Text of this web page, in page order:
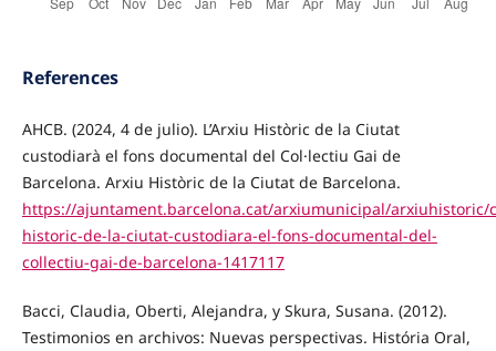
References
AHCB. (2024, 4 de julio). L’Arxiu Històric de la Ciutat
custodiarà el fons documental del Col·lectiu Gai de
Barcelona. Arxiu Històric de la Ciutat de Barcelona.
https://ajuntament.barcelona.cat/arxiumunicipal/arxiuhistoric/
historic-de-la-ciutat-custodiara-el-fons-documental-del-
collectiu-gai-de-barcelona-1417117
Bacci, Claudia, Oberti, Alejandra, y Skura, Susana. (2012).
Testimonios en archivos: Nuevas perspectivas. História Oral,